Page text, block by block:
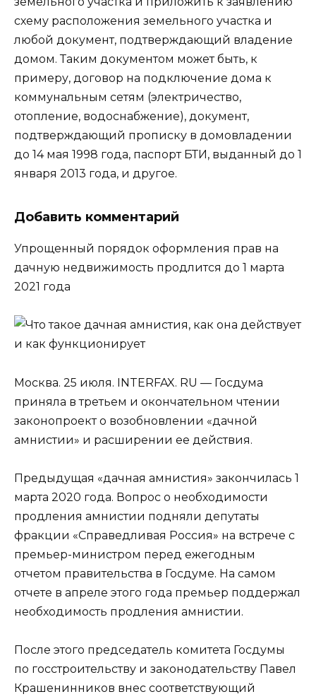
схему расположения земельного участка и
любой документ, подтверждающий владение
домом. Таким документом может быть, к
примеру, договор на подключение дома к
коммунальным сетям (электричество,
отопление, водоснабжение), документ,
подтверждающий прописку в домовладении
до 14 мая 1998 года, паспорт БТИ, выданный до 1
января 2013 года, и другое.
Добавить комментарий
Упрощенный порядок оформления прав на
дачную недвижимость продлится до 1 марта
2021 года
Москва. 25 июля. INTERFAX. RU — Госдума
приняла в третьем и окончательном чтении
законопроект о возобновлении «дачной
амнистии» и расширении ее действия.
Предыдущая «дачная амнистия» закончилась 1
марта 2020 года. Вопрос о необходимости
продления амнистии подняли депутаты
фракции «Справедливая Россия» на встрече с
премьер-министром перед ежегодным
отчетом правительства в Госдуме. На самом
отчете в апреле этого года премьер поддержал
необходимость продления амнистии.
После этого председатель комитета Госдумы
по госстроительству и законодательству Павел
Крашенинников внес соответствующий